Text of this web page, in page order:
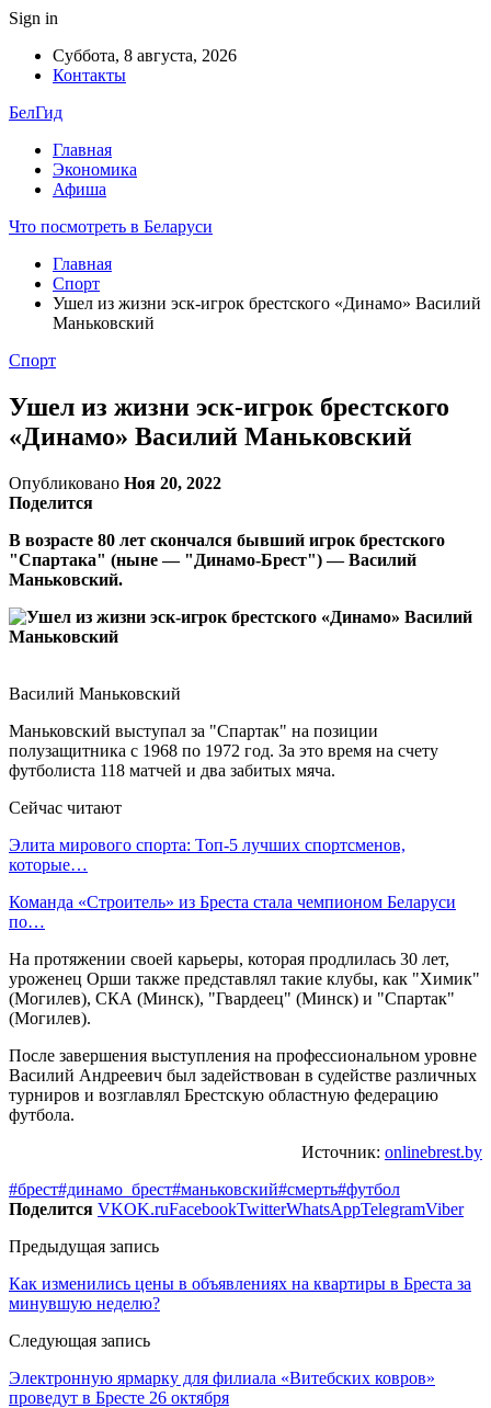
Sign in
Суббота, 8 августа, 2026
Контакты
БелГид
Главная
Экономика
Афиша
Что посмотреть в Беларуси
Главная
Спорт
Ушел из жизни эск-игрок брестского «Динамо» Василий
Маньковский
Спорт
Ушел из жизни эск-игрок брестского
«Динамо» Василий Маньковский
Опубликовано Ноя 20, 2022
Поделится
В возрасте 80 лет скончался бывший игрок брестского
"Спартака" (ныне — "Динамо-Брест") — Василий
Маньковский.
Василий Маньковский
Маньковский выступал за "Спартак" на позиции
полузащитника с 1968 по 1972 год. За это время на счету
футболиста 118 матчей и два забитых мяча.
Сейчас читают
Элита мирового спорта: Топ-5 лучших спортсменов,
которые…
Команда «Строитель» из Бреста стала чемпионом Беларуси
по…
На протяжении своей карьеры, которая продлилась 30 лет,
уроженец Орши также представлял такие клубы, как "Химик"
(Могилев), СКА (Минск), "Гвардеец" (Минск) и "Спартак"
(Могилев).
После завершения выступления на профессиональном уровне
Василий Андреевич был задействован в судействе различных
турниров и возглавлял Брестскую областную федерацию
футбола.
Источник: onlinebrest.by
#брест#динамо_брест#маньковский#смерть#футбол
Поделится VKOK.ruFacebookTwitterWhatsAppTelegramViber
Предыдущая запись
Как изменились цены в объявлениях на квартиры в Бреста за
минувшую неделю?
Следующая запись
Электронную ярмарку для филиала «Витебских ковров»
проведут в Бресте 26 октября